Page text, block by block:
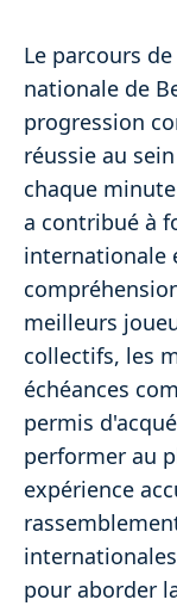
Le parcours
nationale de
progression
réussie au
chaque
a contribué à
internationale
meilleurs
collectifs, les
échéances
permis
performer au
expérience
pour aborder